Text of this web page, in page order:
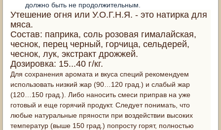
должно быть не продолжительным.
Утешение огня или У.О.Г.Н.Я. - это натирка для
мяса.
Состав: паприка, соль розовая гималайская,
чеснок, перец черный, горчица, сельдерей,
чеснок, лук, экстракт дрожжей.
Дозировка: 15...40 г/кг.
Для сохранения аромата и вкуса специй рекомендуем
использовать низкий жар (90…120 град.) и слабый жар
(120…150 град.). Либо наносить смеси приправ на уже
готовый и еще горячий продукт. Следует понимать, что
любые натуральные пряности при воздействии высоких
температур (выше 150 град.) попросту горят, полностью